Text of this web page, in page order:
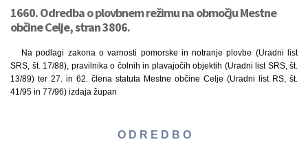
1660. Odredba o plovbnem režimu na območju Mestne
občine Celje, stran 3806.
Na podlagi zakona o varnosti pomorske in notranje plovbe (Uradni list
SRS, št. 17/88), pravilnika o čolnih in plavajočih objektih (Uradni list SRS, št.
13/89) ter 27. in 62. člena statuta Mestne občine Celje (Uradni list RS, št.
41/95 in 77/96) izdaja župan
O D R E D B O